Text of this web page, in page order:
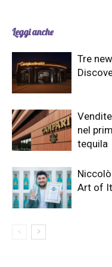
Leggi anche
Tre
nel
tequila
Art of